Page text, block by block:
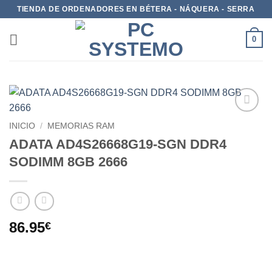
TIENDA DE ORDENADORES EN BÉTERA - NÁQUERA - SERRA
0
INICIO / MEMORIAS RAM
ADATA AD4S26668G19-SGN DDR4
SODIMM 8GB 2666
86.95€